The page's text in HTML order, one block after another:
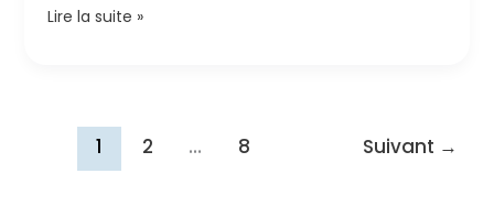
Mulut
Indonesia
Lire la suite »
1 2 … 8 Suivant →